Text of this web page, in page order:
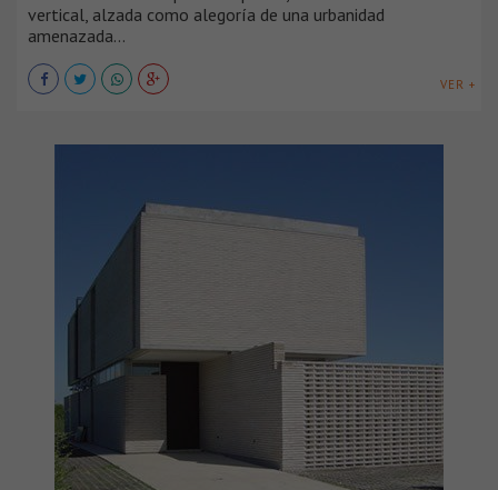
vertical, alzada como alegoría de una urbanidad
amenazada...
VER +